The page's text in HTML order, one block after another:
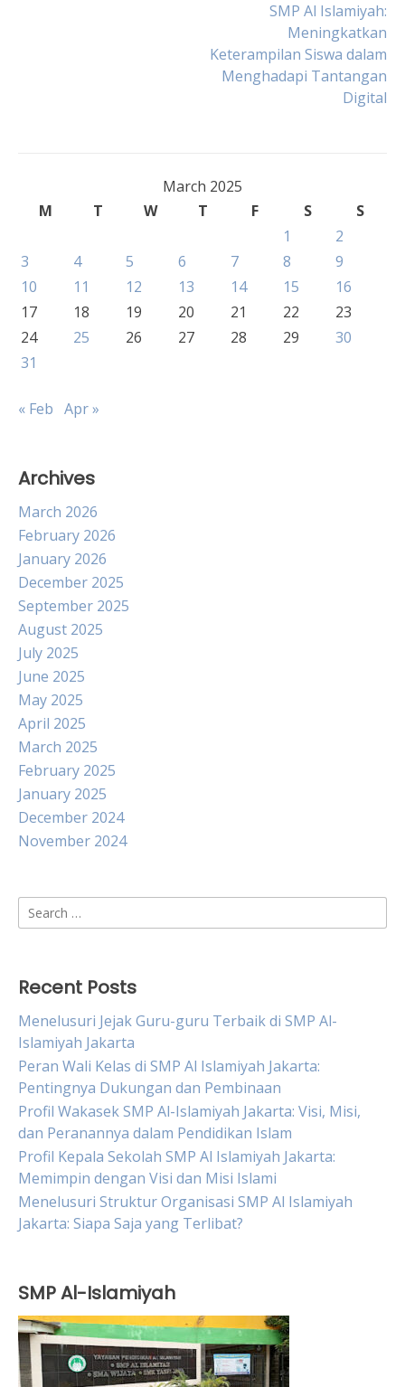
SMP Al Islamiyah:
Meningkatkan
Keterampilan Siswa dalam
Menghadapi Tantangan
Digital
March 2025
M
T W T F S
S
1
2
3
4 5 6 7 8
9
10
11 12 13 14 15
16
17
18 19 20 21 22
23
24
25 26 27 28 29
30
31
« Feb Apr »
Archives
March 2026
February 2026
January 2026
December 2025
September 2025
August 2025
July 2025
June 2025
May 2025
April 2025
March 2025
February 2025
January 2025
December 2024
November 2024
Search
for:
Recent Posts
Menelusuri Jejak Guru-guru Terbaik di SMP Al-
Islamiyah Jakarta
Peran Wali Kelas di SMP Al Islamiyah Jakarta:
Pentingnya Dukungan dan Pembinaan
Profil Wakasek SMP Al-Islamiyah Jakarta: Visi, Misi,
dan Peranannya dalam Pendidikan Islam
Profil Kepala Sekolah SMP Al Islamiyah Jakarta:
Memimpin dengan Visi dan Misi Islami
Menelusuri Struktur Organisasi SMP Al Islamiyah
Jakarta: Siapa Saja yang Terlibat?
SMP Al-Islamiyah